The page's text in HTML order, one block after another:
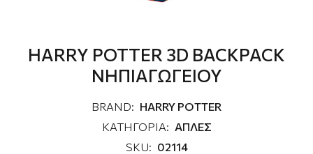
HARRY POTTER 3D BACKPACK
ΝΗΠΙΑΓΩΓΕΙΟΥ
BRAND: HARRY POTTER
ΚΑΤΗΓΟΡΙΑ: ΑΠΛΕΣ
SKU: 02114